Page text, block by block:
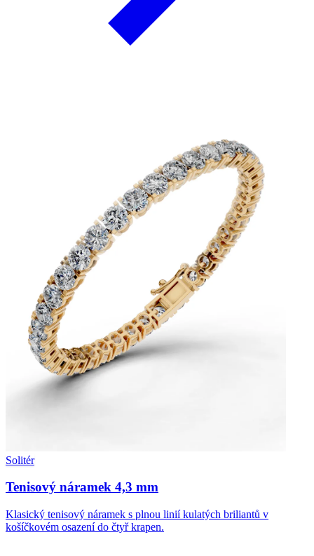
Solitér
Tenisový náramek 4,3 mm
Klasický tenisový náramek s plnou linií kulatých briliantů v
košíčkovém osazení do čtyř krapen.